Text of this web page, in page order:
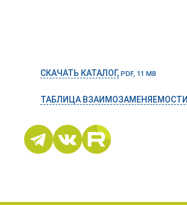
СКАЧАТЬ КАТАЛОГ, PDF, 11 MB
ТАБЛИЦА ВЗАИМОЗАМЕНЯЕМОСТИ